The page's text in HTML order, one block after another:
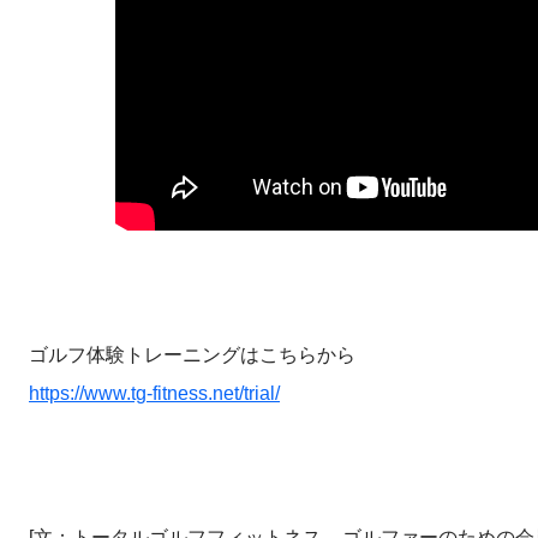
ゴルフ体験トレーニングはこちらから
https://www.tg-fitness.net/trial/